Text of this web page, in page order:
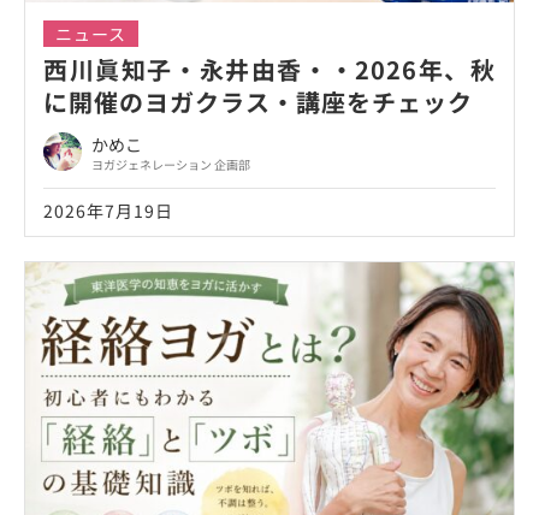
ニュース
西川眞知子・永井由香・・2026年、秋
に開催のヨガクラス・講座をチェック
かめこ
ヨガジェネレーション 企画部
2026年7月19日